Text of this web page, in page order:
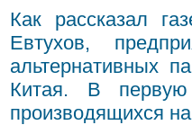
Как рассказал
Евтухов,
альтернативных
Китая. В первую
производящихся